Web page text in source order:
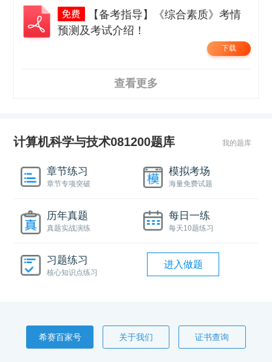
【备考指导】《综合素质》考情
预测及考试介绍！
下载
查看更多
计算机科学与技术081200题库 我的题库
章节练习
章节专项突破
模拟考场
海量免费试题
历年真题
真题实战演练
每日一练
每天10题练习
习题练习
核心知识点练习
进入做题
希赛百家号 关于我们 证书查询